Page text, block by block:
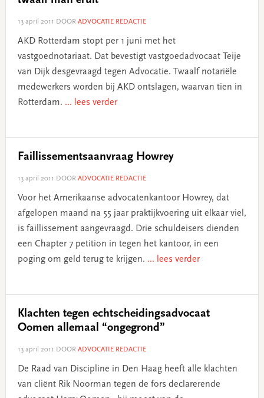
13 april 2011 DOOR ADVOCATIE REDACTIE
AKD Rotterdam stopt per 1 juni met het
vastgoednotariaat. Dat bevestigt vastgoedadvocaat Teije
van Dijk desgevraagd tegen Advocatie. Twaalf notariële
medewerkers worden bij AKD ontslagen, waarvan tien in
Rotterdam. ... lees verder
Faillissementsaanvraag Howrey
13 april 2011 DOOR ADVOCATIE REDACTIE
Voor het Amerikaanse advocatenkantoor Howrey, dat
afgelopen maand na 55 jaar praktijkvoering uit elkaar viel,
is faillissement aangevraagd. Drie schuldeisers dienden
een Chapter 7 petition in tegen het kantoor, in een
poging om geld terug te krijgen. ... lees verder
Klachten tegen echtscheidingsadvocaat
Oomen allemaal “ongegrond”
13 april 2011 DOOR ADVOCATIE REDACTIE
De Raad van Discipline in Den Haag heeft alle klachten
van cliënt Rik Noorman tegen de fors declarerende